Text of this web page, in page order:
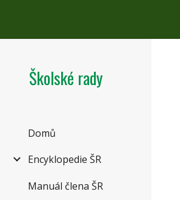
Školské rady
Domů
Encyklopedie ŠR
Manuál člena ŠR